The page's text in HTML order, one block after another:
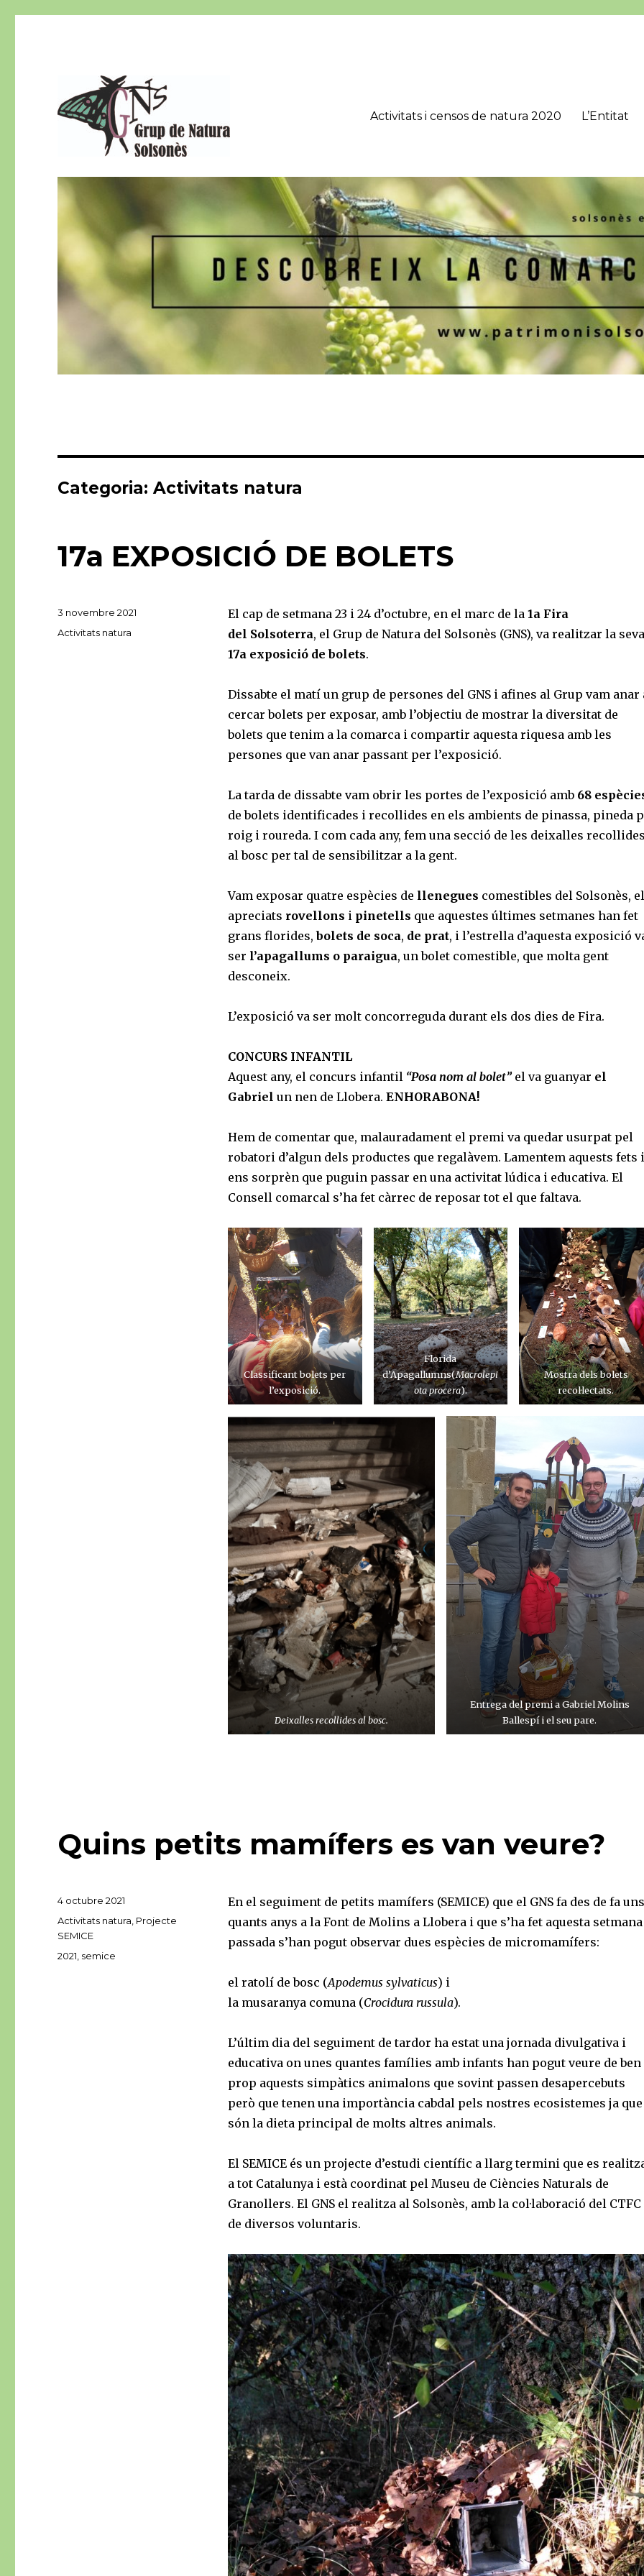
Grup de Natura del Solsonès
Activitats i censos de natura 2020 L’Entitat
Categoria:Activitats natura
17a EXPOSICIÓ DE BOLETS
El cap de setmana 23 i 24 d’octubre, en el marc de la 1a Fira
del Solsoterra, el Grup de Natura del Solsonès (GNS), va realitzar la seva
17a exposició de bolets.
Dissabte el matí un grup de persones del GNS i afines al Grup vam anar
cercar bolets per exposar, amb l’objectiu de mostrar la diversitat de
bolets que tenim a la comarca i compartir aquesta riquesa amb les
persones que van anar passant per l’exposició.
La tarda de dissabte vam obrir les portes de l’exposició amb 68
de bolets identificades i recollides en els ambients de pinassa, pineda
roig i roureda. I com cada any, fem una secció de les deixalles
al bosc per tal de sensibilitzar a la gent.
Vam exposar quatre espècies de llenegues comestibles del Solsonès,
apreciats rovellons i pinetells que aquestes últimes setmanes han fet
grans florides,bolets de soca, de prat, i l’estrella d’aquesta exposició
ser l’apagallums o paraigua, un bolet comestible, que molta gent
desconeix.
L’exposició va ser molt concorreguda durant els dos dies de Fira.
CONCURS INFANTIL
Aquest any, el concurs infantil “Posa nom al bolet”el va guanyar el
Gabriel un nen de Llobera. ENHORABONA!
Hem de comentar que, malauradament el premi va quedar usurpat pel
robatori d’algun dels productes que regalàvem. Lamentem aquests fets i
ens sorprèn que puguin passar en una activitat lúdica i educativa. El
Consell comarcal s’ha fet càrrec de reposar tot el que faltava.
Classificant bolets per
l’exposició.
Florida
d’Apagallumns(Macrolepi
ota procera).
Mostra dels bolets
recol·lectats.
Deixalles recollides al bosc.
Entrega del premi a Gabriel Molins
Ballespí i el seu pare.
Publicat
3 novembre 2021
Categories
Activitats natura
Quins petits mamífers es van veure?
En el seguiment de petits mamífers (SEMICE) que el GNS fa des de fa uns
quants anys a la Font de Molins a Llobera i que s’ha fet aquesta setmana
passada s’han pogut observar dues espècies de micromamífers:
el ratolí de bosc (Apodemus sylvaticus) i
la musaranya comuna (Crocidura russula).
L’últim dia del seguiment de tardor ha estat una jornada divulgativa i
educativa on unes quantes famílies amb infants han pogut veure de ben
prop aquests simpàtics animalons que sovint passen desapercebuts
però que tenen una importància cabdal pels nostres ecosistemes ja que
són la dieta principal de molts altres animals.
El SEMICE és un projecte d’estudi científic a llarg termini que es
a tot Catalunya i està coordinat pel Museu de Ciències Naturals de
Granollers. El GNS el realitza al Solsonès, amb la col·laboració del
de diversos voluntaris.
Publicat
el
4 octubre 2021
Categories
Activitats natura, Projecte
SEMICE
Etiquetes
2021, semice